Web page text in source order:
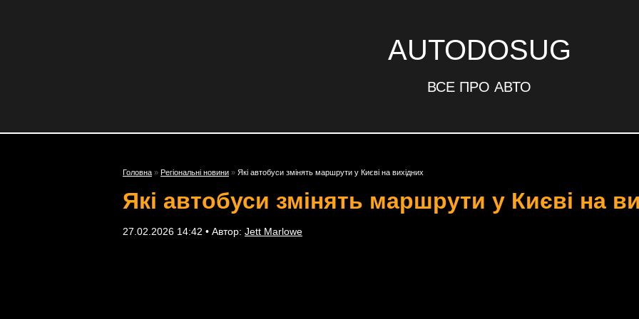
AUTODOSUG
ВСЕ ПРО АВТО
Головна » Регіональні новини » Які автобуси змінять маршрути у Києві на вихідних
Які автобуси змінять маршрути у Києві на
27.02.2026 14:42 • Автор: Jett Marlowe